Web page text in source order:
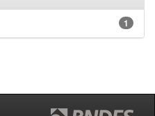
1